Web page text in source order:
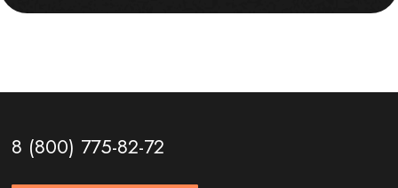
8 (800) 775-82-72